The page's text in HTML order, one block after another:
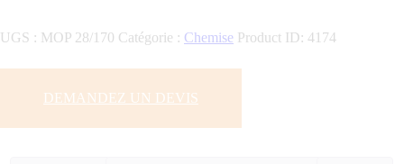
UGS : MOP 28/170 Catégorie : Chemise Product ID: 4174
DEMANDEZ UN DEVIS